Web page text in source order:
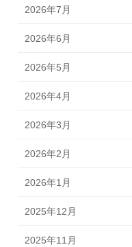
2026年7月
2026年6月
2026年5月
2026年4月
2026年3月
2026年2月
2026年1月
2025年12月
2025年11月